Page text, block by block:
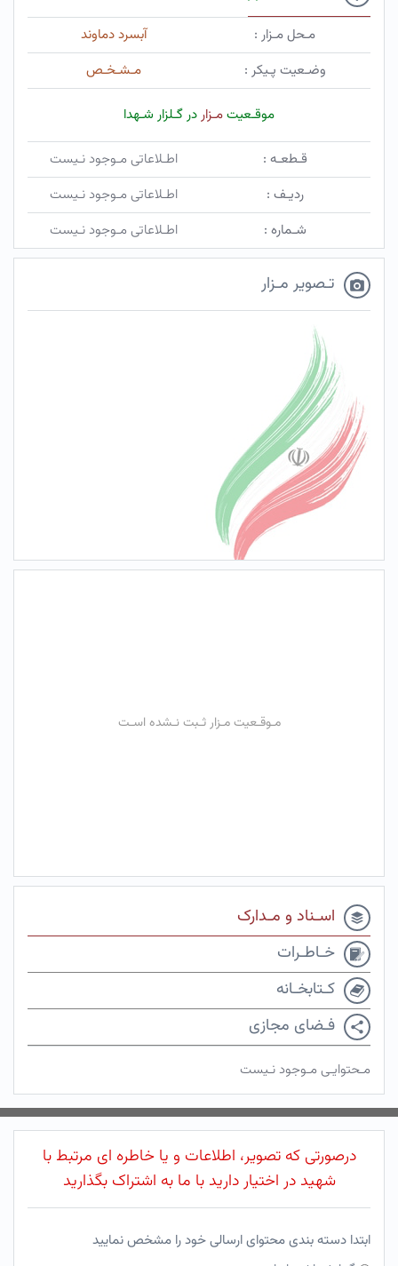
مـحل مـزار :
آبسرد دماوند
وضـعیت پـیکر :
مـشـخـص
موقـعیتمـزاردر گـلزار شـهدا
قـطعـه :
اطـلاعاتی مـوجود نـیست
ردیـف :
اطـلاعاتی مـوجود نـیست
شـماره :
اطـلاعاتی مـوجود نـیست
تـصویر مـزار
مـوقـعیت مـزار ثـبت نـشده اسـت
اسـناد و مـدارک
خـاطـرات
کـتابخـانه
فـضای مجازی
مـحتوایـی مـوجود نـیست
درصورتی که تصویر، اطلاعات و یا خاطره ای مرتبط با
شهید در اختیار دارید با ما به اشتراک بگذارید
ابتدا دسته بندی محتوای ارسالی خود را مشخص نمایید